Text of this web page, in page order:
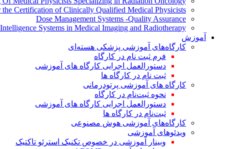
the Certification of Clinically Qualified Medical Physicists
Dose Management Systems -Quality Assurance
Systems in Medical Imaging and Radiotherapy
آموزش
کارگاه‌های آموزشی پزشکی هسته‌ای
فرم ثبت نام در کارگاه
دستورالعمل اجرایی کارگاه های آموزشی
ثبت نام در کارگاه ها
کارگاه های آموزشی پرتودرمانی
نحوه ثبت‌نام در کارگاه
دستورالعمل اجرایی کارگاه های آموزشی
ثبت‌نام در کارگاه ها
کارگاه‌های آموزشی هوش مصنوعی
ویدئوهای آموزشی
وبینار آموزشی در خصوص تکنیک استرئو تاکتیک